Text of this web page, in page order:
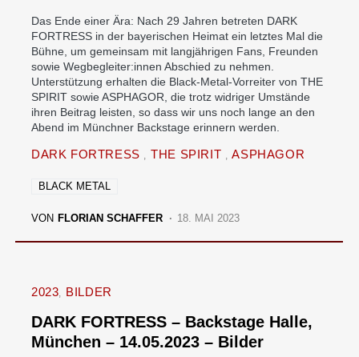
Das Ende einer Ära: Nach 29 Jahren betreten DARK
FORTRESS in der bayerischen Heimat ein letztes Mal die
Bühne, um gemeinsam mit langjährigen Fans, Freunden
sowie Wegbegleiter:innen Abschied zu nehmen.
Unterstützung erhalten die Black-Metal-Vorreiter von THE
SPIRIT sowie ASPHAGOR, die trotz widriger Umstände
ihren Beitrag leisten, so dass wir uns noch lange an den
Abend im Münchner Backstage erinnern werden.
DARK FORTRESS THE SPIRIT ASPHAGOR
BLACK METAL
VON FLORIAN SCHAFFER 18. MAI 2023
2023 BILDER
DARK FORTRESS – Backstage Halle,
München – 14.05.2023 – Bilder